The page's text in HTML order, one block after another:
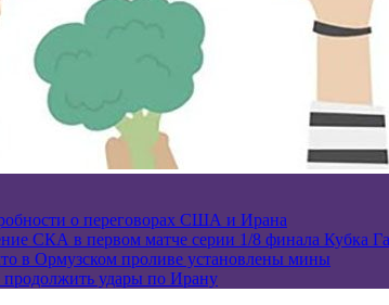
о переговорах США и Ирана
СКА в первом матче серии 1/8 финала Кубка
в Ормузском проливе установлены мины
продолжить удары по Ирану